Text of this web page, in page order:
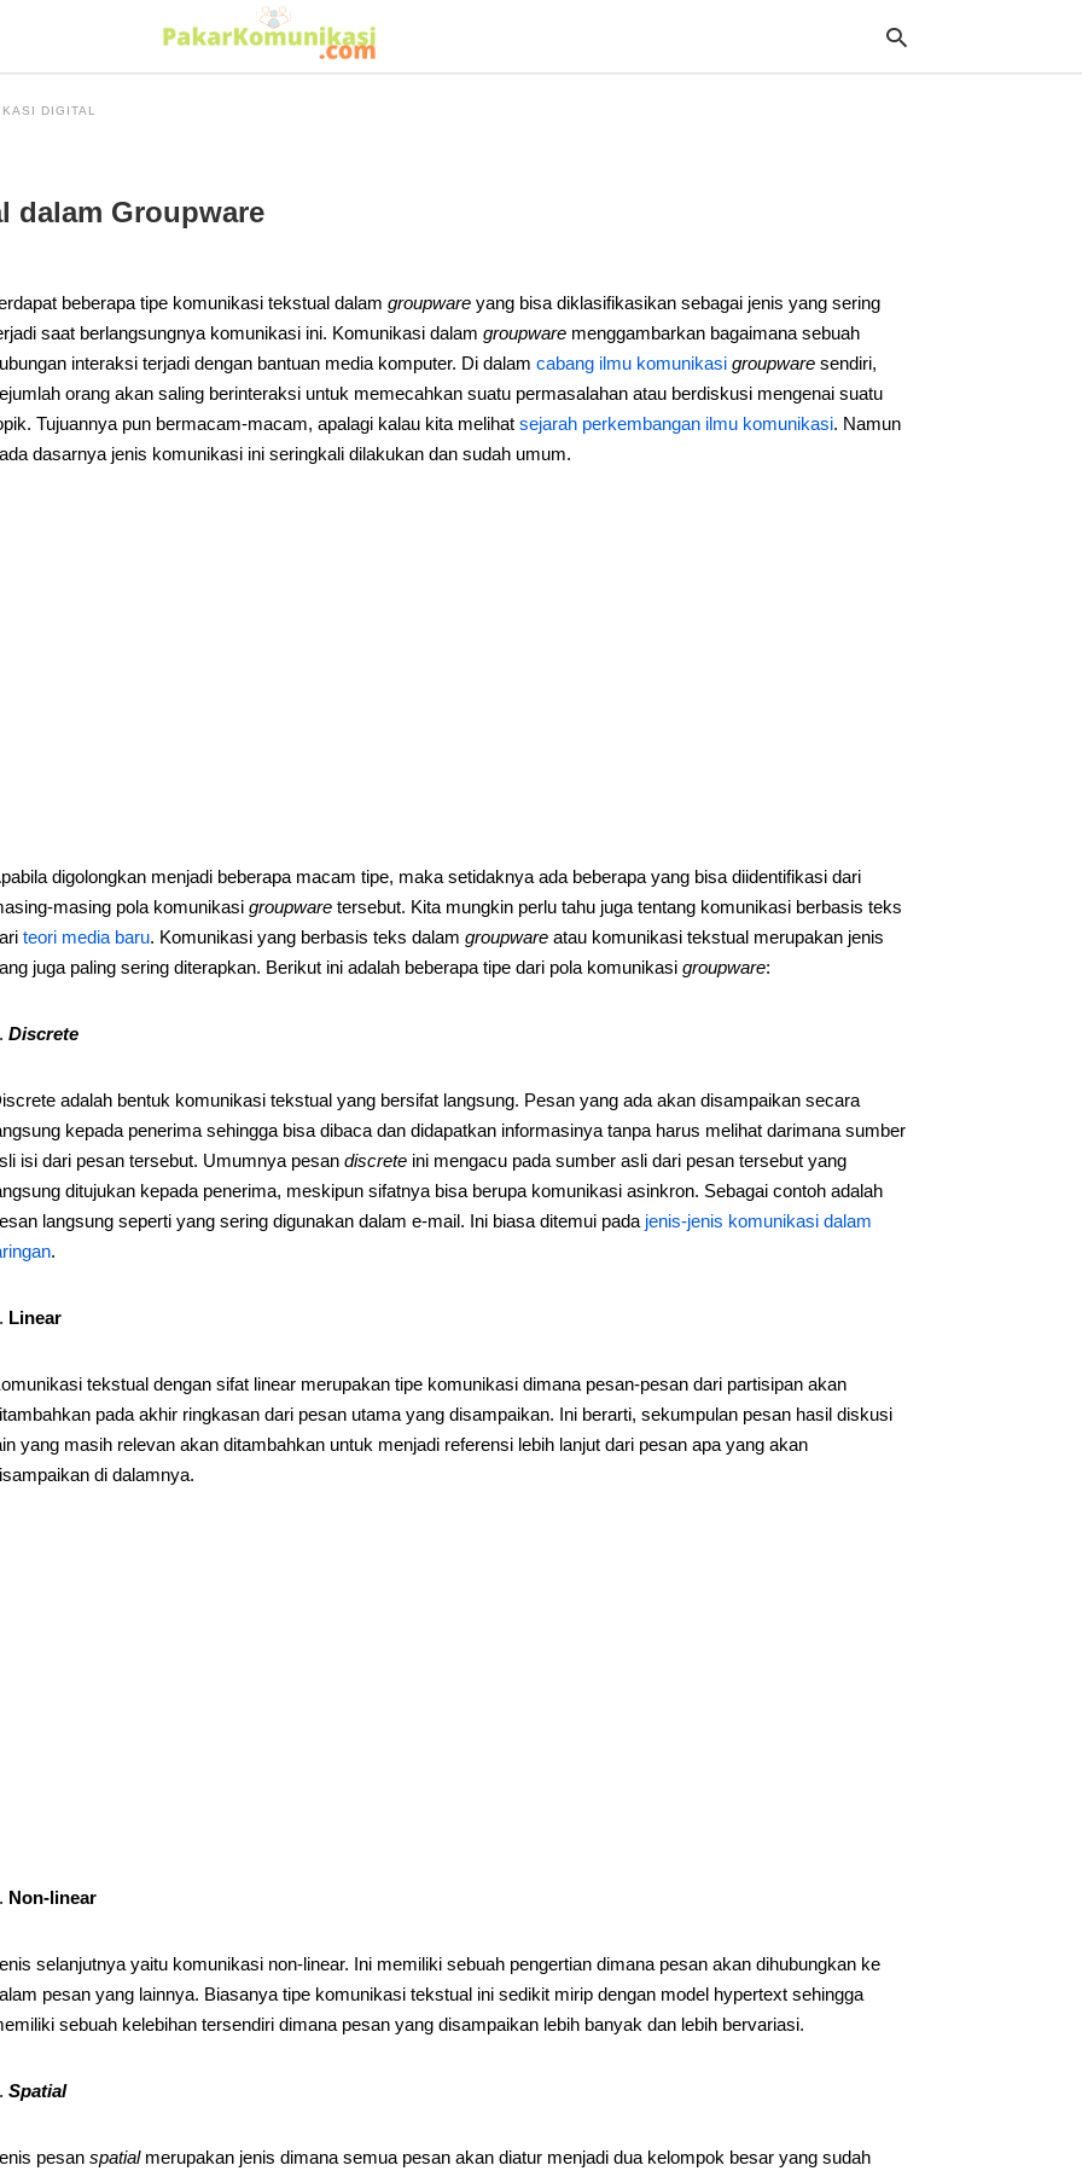
DIGITAL
dalam Groupware
beberapa tipe komunikasi tekstual dalam groupwareyang bisa diklasifikasikan sebagai jenis yang sering
saat berlangsungnya komunikasi ini. Komunikasi dalam groupwaremenggambarkan bagaimana sebuah
interaksi terjadi dengan bantuan media komputer. Di dalam cabang ilmu komunikasi groupwaresendiri,
orang akan saling berinteraksi untuk memecahkan suatu permasalahan atau berdiskusi mengenai suatu
Tujuannya pun bermacam-macam, apalagi kalau kita melihat sejarah perkembangan ilmu komunikasi. Namun
dasarnya jenis komunikasi ini seringkali dilakukan dan sudah umum.
digolongkan menjadi beberapa macam tipe, maka setidaknya ada beberapa yang bisa diidentifikasi dari
masing pola komunikasi groupwaretersebut. Kita mungkin perlu tahu juga tentang komunikasi berbasis teks
teori media baru. Komunikasi yang berbasis teks dalam groupwareatau komunikasi tekstual merupakan jenis
juga paling sering diterapkan. Berikut ini adalah beberapa tipe dari pola komunikasi groupware:
Discrete
adalah bentuk komunikasi tekstual yang bersifat langsung. Pesan yang ada akan disampaikan secara
kepada penerima sehingga bisa dibaca dan didapatkan informasinya tanpa harus melihat darimana sumber
isi dari pesan tersebut. Umumnya pesan discreteini mengacu pada sumber asli dari pesan tersebut yang
ditujukan kepada penerima, meskipun sifatnya bisa berupa komunikasi asinkron. Sebagai contoh adalah
langsung seperti yang sering digunakan dalam e-mail. Ini biasa ditemui pada jenis-jenis komunikasi dalam
.
Linear
tekstual dengan sifat linear merupakan tipe komunikasi dimana pesan-pesan dari partisipan akan
pada akhir ringkasan dari pesan utama yang disampaikan. Ini berarti, sekumpulan pesan hasil diskusi
yang masih relevan akan ditambahkan untuk menjadi referensi lebih lanjut dari pesan apa yang akan
di dalamnya.
Non-linear
selanjutnya yaitu komunikasi non-linear. Ini memiliki sebuah pengertian dimana pesan akan dihubungkan ke
pesan yang lainnya. Biasanya tipe komunikasi tekstual ini sedikit mirip dengan model hypertext sehingga
sebuah kelebihan tersendiri dimana pesan yang disampaikan lebih banyak dan lebih bervariasi.
Spatial
pesan spatialmerupakan jenis dimana semua pesan akan diatur menjadi dua kelompok besar yang sudah